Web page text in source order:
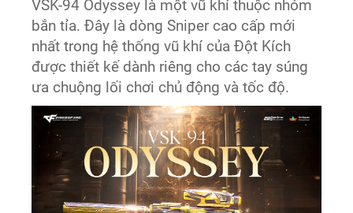
VSK-94 Odyssey là một vũ khí thuộc nhóm
bắn tỉa. Đây là dòng Sniper cao cấp mới
nhất trong hệ thống vũ khí của Đột Kích
được thiết kế dành riêng cho các tay súng
ưa chuộng lối chơi chủ động và tốc độ.